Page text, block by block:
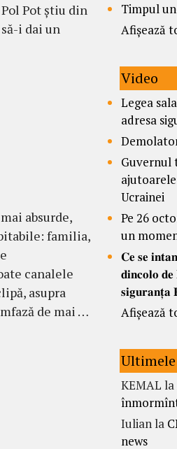
Pot știu din
i dai un
absurde,
familia,
canalele
asupra
de mai …
Timpul
Afișează
Video
Legea
adresa
Guvernul
Ucrainei
Pe 26
un
𝐂𝐞 𝐬𝐞
𝐝𝐢𝐧𝐜𝐨𝐥𝐨 𝐝𝐞
Afișează
KEMAL la
Iulianla
news